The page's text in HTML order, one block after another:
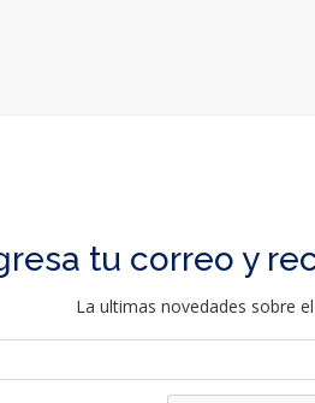
tu correo y
La ultimas novedades sobre